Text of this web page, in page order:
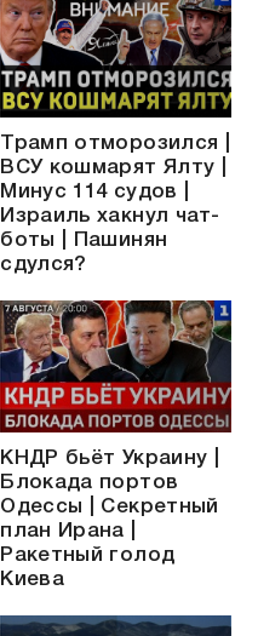
Трамп отморозился |
ВСУ кошмарят Ялту |
Минус 114 судов |
Израиль хакнул чат-
боты | Пашинян
сдулся?
КНДР бьёт Украину |
Блокада портов
Одессы | Секретный
план Ирана |
Ракетный голод
Киева